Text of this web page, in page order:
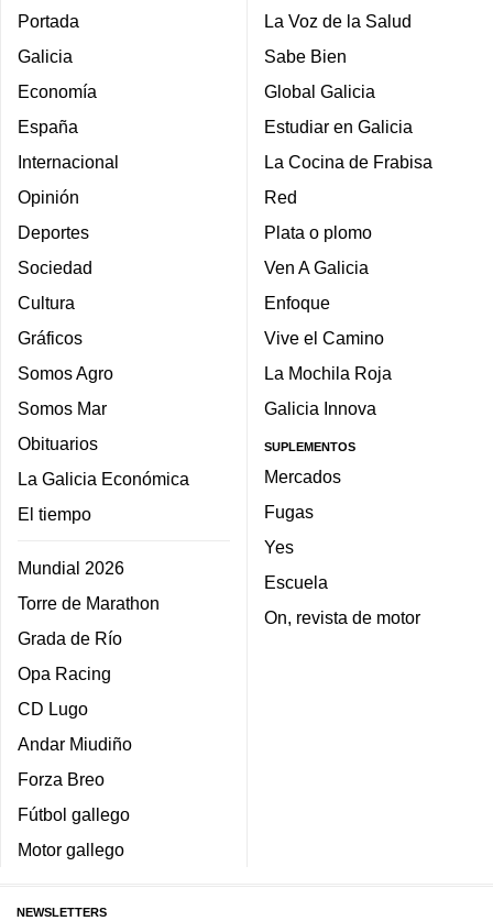
Portada
Galicia
Economía
España
Internacional
Opinión
Deportes
Sociedad
Cultura
Gráficos
Somos Agro
Somos Mar
Obituarios
La Galicia Económica
El tiempo
Mundial 2026
Torre de Marathon
Grada de Río
Opa Racing
CD Lugo
Andar Miudiño
Forza Breo
Fútbol gallego
Motor gallego
La Voz de la Salud
Sabe Bien
Global Galicia
Estudiar en Galicia
La Cocina de Frabisa
Red
Plata o plomo
Ven A Galicia
Enfoque
Vive el Camino
La Mochila Roja
Galicia Innova
SUPLEMENTOS
Mercados
Fugas
Yes
Escuela
On, revista de motor
NEWSLETTERS